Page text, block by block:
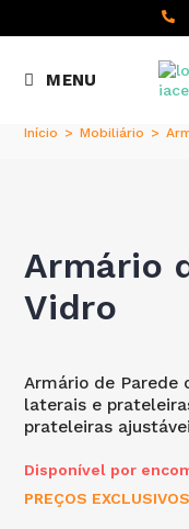
MENU
Início > Mobiliário >
Armário
Vidro
Armário de Parede
laterais e
prateleiras
Disponível por
PREÇOS